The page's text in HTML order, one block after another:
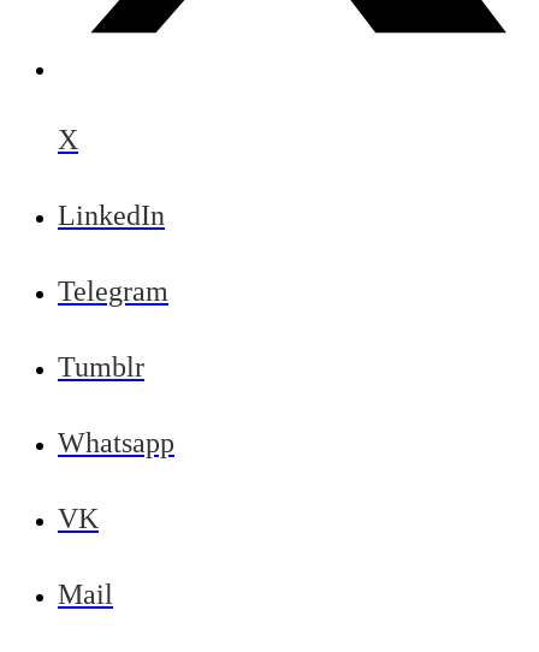
X
LinkedIn
Telegram
Tumblr
Whatsapp
VK
Mail